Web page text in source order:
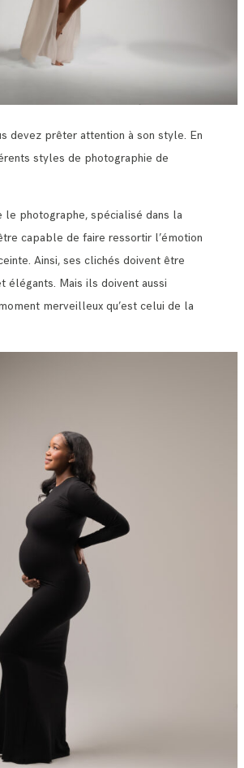
prêter attention à son style. En
styles de photographie de
le photographe, spécialisé dans la
capable de faire ressortir l’émotion
Ainsi, ses clichés doivent être
élégants. Mais ils doivent aussi
merveilleux qu’est celui de la